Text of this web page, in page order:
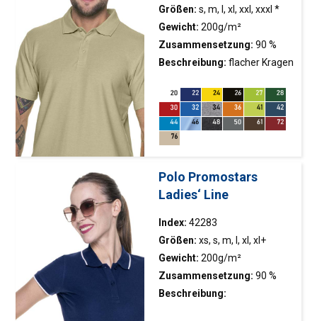
Größen: s, m, l, xl, xxl, xxxl *
Gewicht: 200g/m²
Zusammensetzung: 90 %
gekämmte Baumwolle, 10 %
gekämmte Baumwolle, 30 %
Polyester
Beschreibung: flacher Kragen
Strukturstreifen; gestrickter
Pikee; Köperband,
Seitenschnitte mit Band
Polo Promostars
Ladies‘ Line
Index: 42283
Größen: xs, s, m, l, xl, xl+
Gewicht: 200g/m²
Zusammensetzung: 90 %
gekämmte Baumwolle, 10 %
Beschreibung: